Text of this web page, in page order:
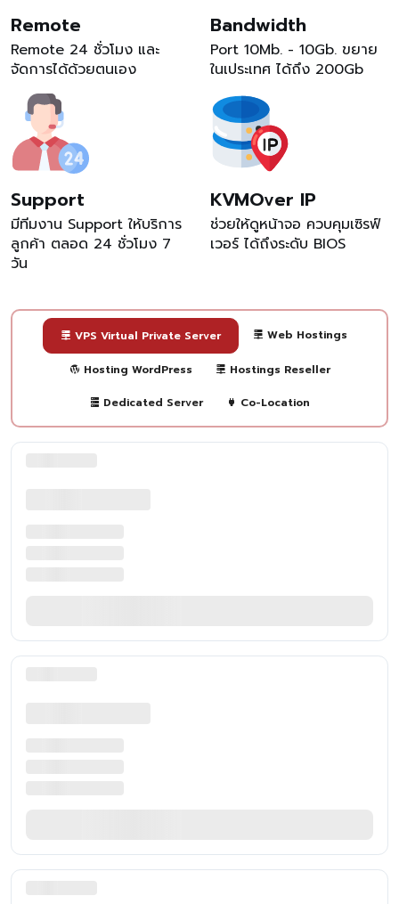
Remote
Remote 24 ชั่วโมง และ
จัดการได้ด้วยตนเอง
Bandwidth
Port 10Mb. - 10Gb. ขยาย
ในเประเทศ ได้ถึง 200Gb
Support
มีทีมงาน Support ให้บริการ
ลูกค้า ตลอด 24 ชั่วโมง 7
วัน
KVMOver IP
ช่วยให้ดูหน้าจอ ควบคุมเซิรฟ์
เวอร์ ได้ถึงระดับ BIOS
VPS Virtual Private Server Web Hostings
Hosting WordPress Hostings Reseller
Dedicated Server Co-Location